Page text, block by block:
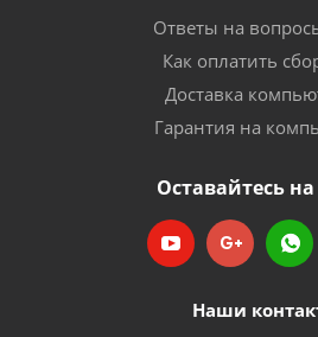
Ответы на
Как оплатить
Доставка
Гарантия на
Оставайтесь на
Наши